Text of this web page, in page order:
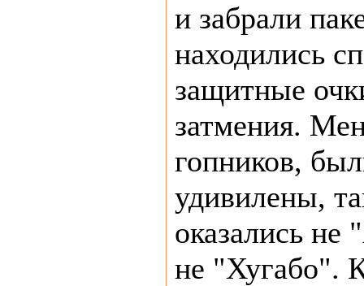
и забрали
находились
защитные
затмения.
гопников,
удивилены,
оказались не
не "Хугабо".